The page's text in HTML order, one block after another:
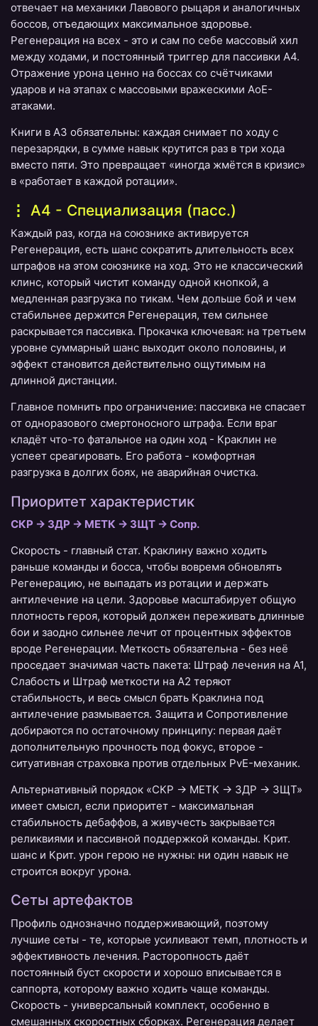
отвечает на механики Лавового рыцаря и аналогичных
боссов, отъедающих максимальное здоровье.
Регенерация на всех - это и сам по себе массовый хил
между ходами, и постоянный триггер для пассивки A4.
Отражение урона ценно на боссах со счётчиками
ударов и на этапах с массовыми вражескими AoE-
атаками.
Книги в A3 обязательны: каждая снимает по ходу с
перезарядки, в сумме навык крутится раз в три хода
вместо пяти. Это превращает «иногда жмётся в кризис»
в «работает в каждой ротации».
A4 - Специализация (пасс.)
Каждый раз, когда на союзнике активируется
Регенерация, есть шанс сократить длительность всех
штрафов на этом союзнике на ход. Это не классический
клинс, который чистит команду одной кнопкой, а
медленная разгрузка по тикам. Чем дольше бой и чем
стабильнее держится Регенерация, тем сильнее
раскрывается пассивка. Прокачка ключевая: на третьем
уровне суммарный шанс выходит около половины, и
эффект становится действительно ощутимым на
длинной дистанции.
Главное помнить про ограничение: пассивка не спасает
от одноразового смертоносного штрафа. Если враг
кладёт что-то фатальное на один ход - Краклин не
успеет среагировать. Его работа - комфортная
разгрузка в долгих боях, не аварийная очистка.
Приоритет характеристик
СКР → ЗДР → МЕТК → ЗЩТ → Сопр.
Скорость - главный стат. Краклину важно ходить
раньше команды и босса, чтобы вовремя обновлять
Регенерацию, не выпадать из ротации и держать
антилечение на цели. Здоровье масштабирует общую
плотность героя, который должен переживать длинные
бои и заодно сильнее лечит от процентных эффектов
вроде Регенерации. Меткость обязательна - без неё
проседает значимая часть пакета: Штраф лечения на A1,
Слабость и Штраф меткости на A2 теряют
стабильность, и весь смысл брать Краклина под
антилечение размывается. Защита и Сопротивление
добираются по остаточному принципу: первая даёт
дополнительную прочность под фокус, второе -
ситуативная страховка против отдельных PvE-механик.
Альтернативный порядок «СКР → МЕТК → ЗДР → ЗЩТ»
имеет смысл, если приоритет - максимальная
стабильность дебаффов, а живучесть закрывается
реликвиями и пассивной поддержкой команды. Крит.
шанс и Крит. урон герою не нужны: ни один навык не
строится вокруг урона.
Сеты артефактов
Профиль однозначно поддерживающий, поэтому
лучшие сеты - те, которые усиливают темп, плотность и
эффективность лечения. Расторопность даёт
постоянный буст скорости и хорошо вписывается в
саппорта, которому важно ходить чаще команды.
Скорость - универсальный комплект, особенно в
смешанных скоростных сборках. Регенерация делает